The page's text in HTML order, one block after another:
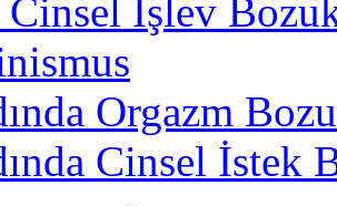
Cinsel İşlev
Orgazm
Cinsel İstek